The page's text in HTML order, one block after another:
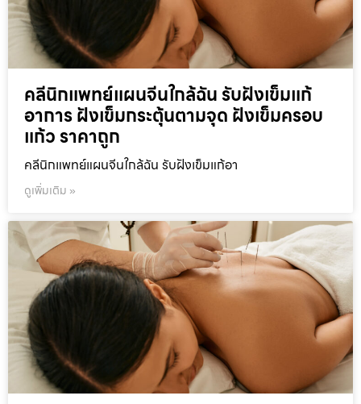
คลีนิกแพทย์แผนจีนใกล้ฉัน รับฝังเข็มแก้
อาการ ฝังเข็มกระตุ้นตามจุด ฝังเข็มครอบ
แก้ว ราคาถูก
คลีนิกแพทย์แผนจีนใกล้ฉัน รับฝังเข็มแก้อา
ดูเพิ่มเติม »